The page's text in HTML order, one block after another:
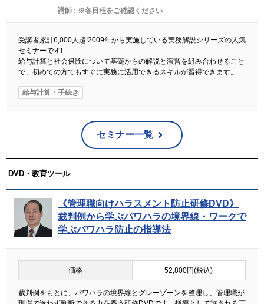
講師 : ※各日程をご確認ください
受講者累計6,000人超!2009年から実施している実務解説シリーズの人気
セミナーです!
給与計算と社会保険について基礎からの解説と演習を組み合わせること
で、初めての方でもすぐに実務に活用できるスキルが習得できます。
給与計算・手続き
セミナー一覧
DVD・教育ツール
《管理職向けハラスメント防止研修DVD》
裁判例から学ぶパワハラの境界線・ワークで
学ぶパワハラ防止の指導法
価格 52,800円(税込)
裁判例をもとに、パワハラの境界線とグレーゾーンを整理し、管理職が